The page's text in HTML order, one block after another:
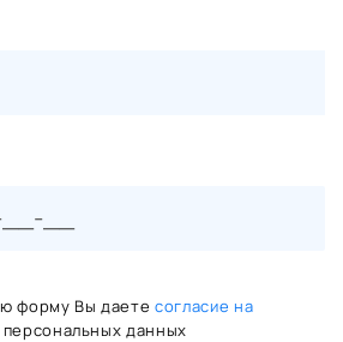
форму Вы даете согласие на
персональных данных